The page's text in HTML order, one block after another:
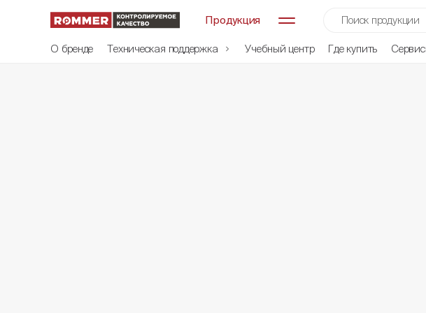
Продукция
О бренде
Техническая поддержка Учебный центр Где купить